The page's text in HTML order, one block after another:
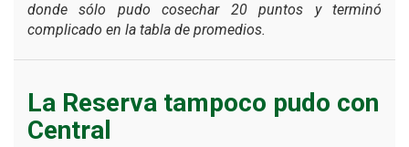
donde sólo pudo cosechar 20 puntos y terminó
complicado en la tabla de promedios.
La Reserva tampoco pudo con
Central